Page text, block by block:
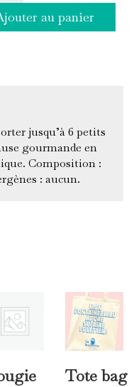
au panier
jusqu’à 6 petits
gourmande en
Composition :
: aucun.
Tote bag